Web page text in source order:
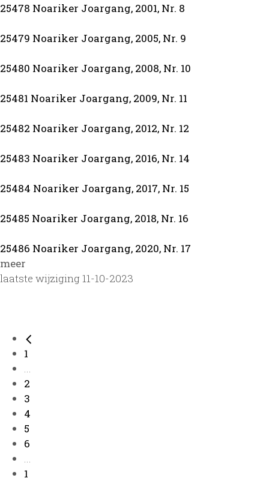
25478 Noariker Joargang, 2001, Nr. 8
25479 Noariker Joargang, 2005, Nr. 9
25480 Noariker Joargang, 2008, Nr. 10
25481 Noariker Joargang, 2009, Nr. 11
25482 Noariker Joargang, 2012, Nr. 12
25483 Noariker Joargang, 2016, Nr. 14
25484 Noariker Joargang, 2017, Nr. 15
25485 Noariker Joargang, 2018, Nr. 16
25486 Noariker Joargang, 2020, Nr. 17
meer
laatste wijziging 11-10-2023
1
...
2
3
4
5
6
...
1